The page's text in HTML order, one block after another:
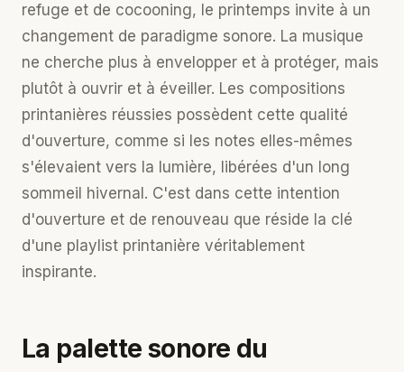
refuge et de cocooning, le printemps invite à un
changement de paradigme sonore. La musique
ne cherche plus à envelopper et à protéger, mais
plutôt à ouvrir et à éveiller. Les compositions
printanières réussies possèdent cette qualité
d'ouverture, comme si les notes elles-mêmes
s'élevaient vers la lumière, libérées d'un long
sommeil hivernal. C'est dans cette intention
d'ouverture et de renouveau que réside la clé
d'une playlist printanière véritablement
inspirante.
La palette sonore du